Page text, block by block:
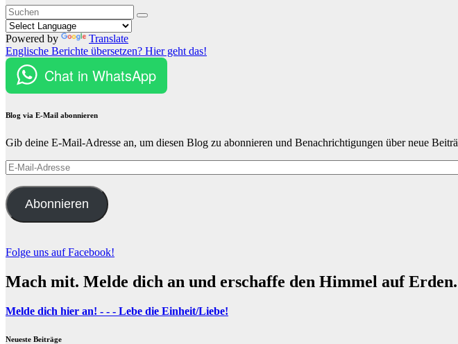
Powered by
Translate
Englische Berichte übersetzen? Hier geht das!
Chat in WhatsApp
Blog via E-Mail abonnieren
Gib deine E-Mail-Adresse an, um diesen Blog zu abonnieren und Benachrichtigungen über neue
E-
Mail-
Adresse
Abonnieren
Folge uns auf Facebook!
Mach mit. Melde dich an und erschaffe den Himmel auf
Melde dich hier an! - - - Lebe die Einheit/Liebe!
Neueste Beiträge